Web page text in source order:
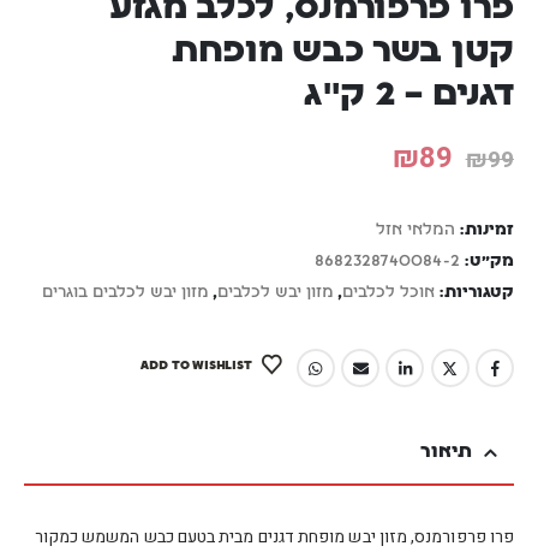
פרו פרפורמנס, לכלב מגזע
קטן בשר כבש מופחת
דגנים – 2 ק"ג
₪99
₪89
זמינות: המלאי אזל
מק"ט: 8682328740084-2
קטגוריות: אוכל לכלבים, מזון יבש לכלבים, מזון יבש לכלבים בוגרים
ADD TO WISHLIST
תיאור
פרו פרפורמנס, מזון יבש מופחת דגנים מבית בטעם כבש המשמש כמקור